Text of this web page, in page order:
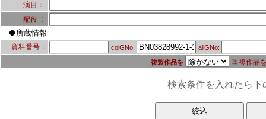
演目：
配役 ：
◆所蔵情報
資料番号： colGNo: allGNo:
複製作品を 重複作品
検索条件を入れたら